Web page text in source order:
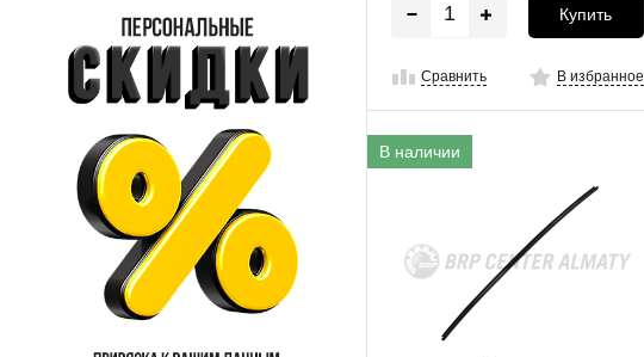
Купить
Сравнить В избранное
В наличии